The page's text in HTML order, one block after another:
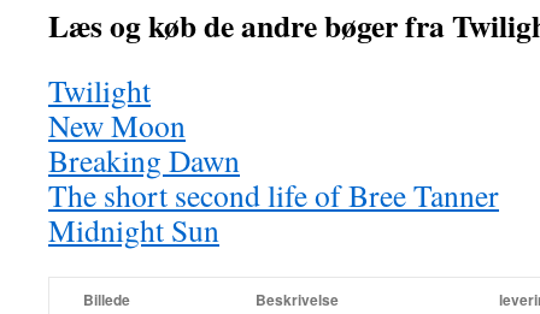
Læs og køb de andre bøger fra
Twilight
New Moon
Breaking Dawn
The short second life of Bree Tanner
Midnight Sun
Billede Beskrivelse